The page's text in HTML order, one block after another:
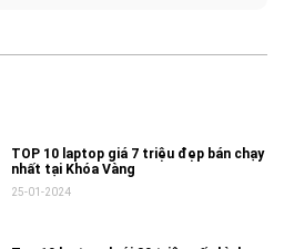
TOP 10 laptop giá 7 triệu đẹp bán chạy
nhất tại Khóa Vàng
25-01-2024